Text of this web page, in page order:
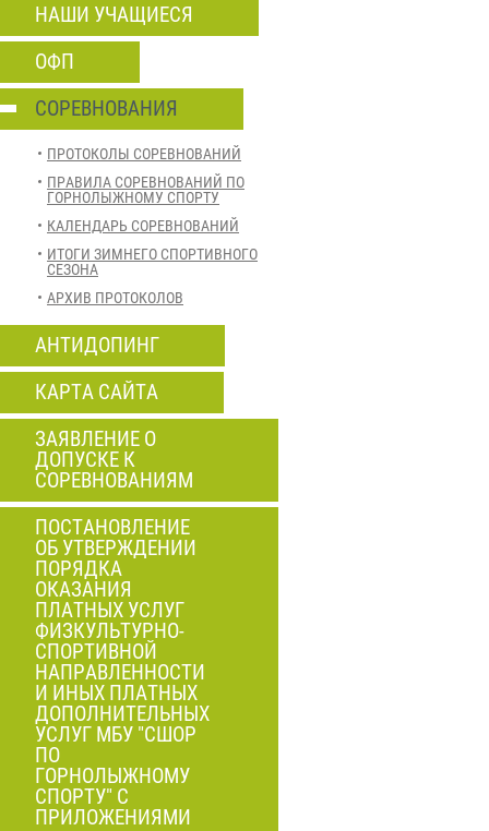
НАШИ УЧАЩИЕСЯ
ОФП
СОРЕВНОВАНИЯ
ПРОТОКОЛЫ СОРЕВНОВАНИЙ
ПРАВИЛА СОРЕВНОВАНИЙ ПО
ГОРНОЛЫЖНОМУ СПОРТУ
КАЛЕНДАРЬ СОРЕВНОВАНИЙ
ИТОГИ ЗИМНЕГО СПОРТИВНОГО
СЕЗОНА
АРХИВ ПРОТОКОЛОВ
АНТИДОПИНГ
КАРТА САЙТА
ЗАЯВЛЕНИЕ О
ДОПУСКЕ К
СОРЕВНОВАНИЯМ
ПОСТАНОВЛЕНИЕ
ОБ УТВЕРЖДЕНИИ
ПОРЯДКА
ОКАЗАНИЯ
ПЛАТНЫХ УСЛУГ
ФИЗКУЛЬТУРНО-
СПОРТИВНОЙ
НАПРАВЛЕННОСТИ
И ИНЫХ ПЛАТНЫХ
ДОПОЛНИТЕЛЬНЫХ
УСЛУГ МБУ "СШОР
ПО
ГОРНОЛЫЖНОМУ
СПОРТУ" С
ПРИЛОЖЕНИЯМИ